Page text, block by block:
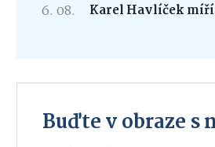
6. 08. Karel Havlíček míří
Buďte v obraze